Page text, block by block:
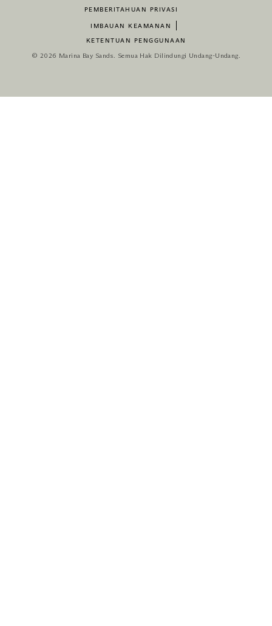
PEMBERITAHUAN PRIVASI
IMBAUAN KEAMANAN
KETENTUAN PENGGUNAAN
© 2026 Marina Bay Sands. Semua Hak Dilindungi Undang-Undang.